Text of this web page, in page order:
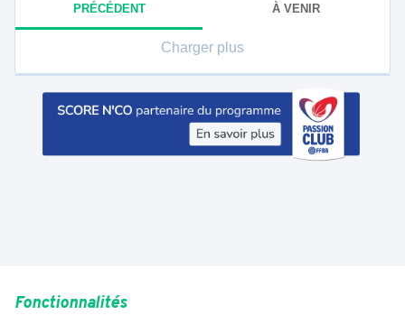
PRÉCÉDENT À VENIR
Charger plus
Fonctionnalités